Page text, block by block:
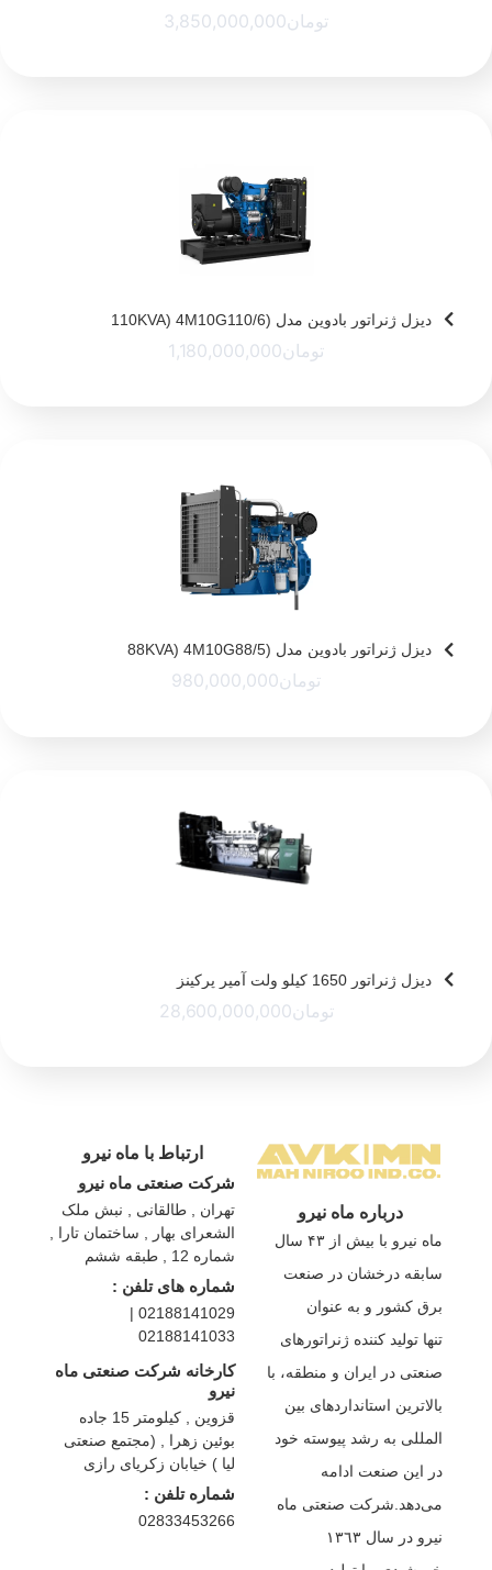
تومان3,850,000,000
دیزل ژنراتور بادوین مدل (110KVA) 4M10G110/6
تومان1,180,000,000
دیزل ژنراتور بادوین مدل (88KVA) 4M10G88/5
تومان980,000,000
دیزل ژنراتور 1650 کیلو ولت آمپر پرکینز
تومان28,600,000,000
درباره ماه نیرو
ماه نیرو با بیش از ۴۳ سال
سابقه درخشان در صنعت
برق كشور و به عنوان
تنها تولید كننده ژنراتورهای
صنعتی در ایران و منطقه، با
بالاترین استانداردهای بین
المللی به رشد پیوسته خود
در این صنعت ادامه
می‌دهد.شركت صنعتی ماه
نیرو در سال ١٣٦٣
ارتباط با ماه نیرو
شرکت صنعتی ماه نیرو
تهران , طالقانی , نبش ملک
الشعرای بهار , ساختمان تارا ,
شماره 12 , طبقه ششم
شماره های تلفن :
02188141029 |
02188141033
کارخانه شرکت صنعتی ماه
نیرو
قزوین , کیلومتر 15 جاده
بوئین زهرا , (مجتمع صنعتی
لیا ) خیابان زکریای رازی
شماره تلفن :
02833453266